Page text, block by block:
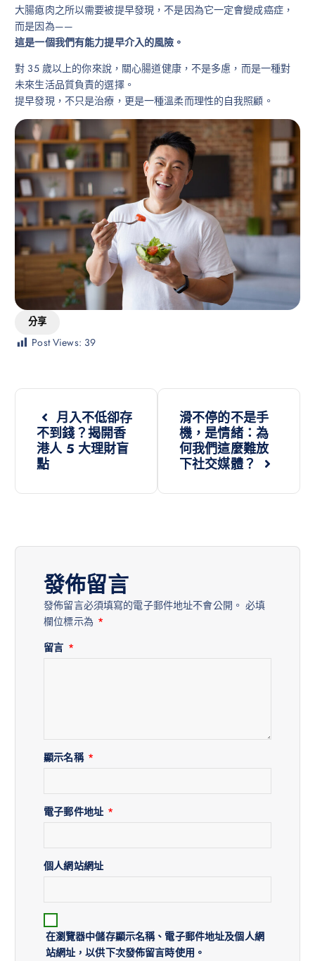
大腸瘜肉之所以需要被提早發現，不是因為它一定會變成癌症，
而是因為——
這是一個我們有能力提早介入的風險。
對 35 歲以上的你來說，關心腸道健康，不是多慮，而是一種對
未來生活品質負責的選擇。
提早發現，不只是治療，更是一種溫柔而理性的自我照顧。
分享
Post Views: 39
月入不低卻存
不到錢？揭開香
港人 5 大理財盲
點
滑不停的不是手
機，是情緒：為
何我們這麼難放
下社交媒體？
發佈留言
發佈留言必須填寫的電子郵件地址不會公開。 必填
欄位標示為 *
留言 *
顯示名稱 *
電子郵件地址 *
個人網站網址
在瀏覽器中儲存顯示名稱、電子郵件地址及個人網
站網址，以供下次發佈留言時使用。